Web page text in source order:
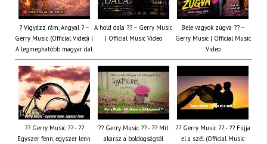
? Vigyázz rám, Angyal ? –
Gerry Music (Official Video) |
A legmeghatóbb magyar dal
A hold dala ?? – Gerry Music
| Official Music Video
Bele vagyok zúgva ?? –
Gerry Music | Official Music
Video
?? Gerry Music ?? - ??
Egyszer fenn, egyszer lenn
?? Gerry Music ?? - ?? Mit
akarsz a boldogságtól
?? Gerry Music ?? - ?? Fújja
el a szél (Official Music